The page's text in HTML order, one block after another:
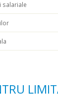
salariale